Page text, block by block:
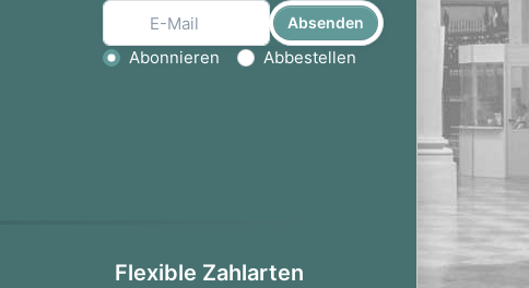
Absenden
Aktion wählen
Abonnieren Abbestellen
Flexible Zahlarten